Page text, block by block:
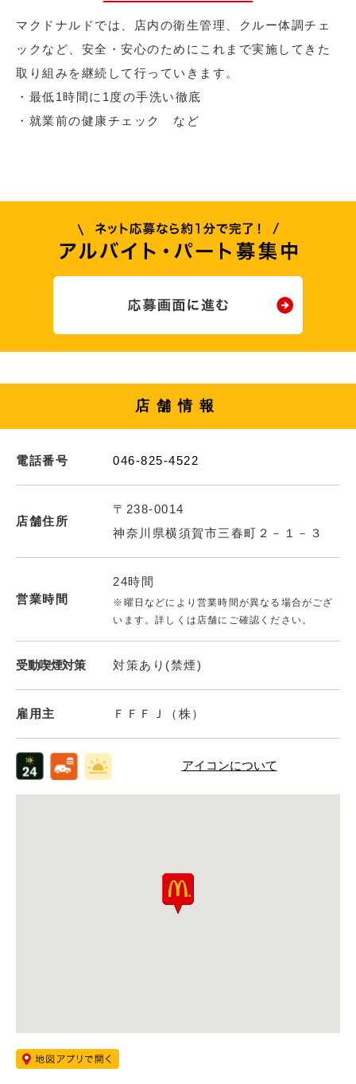
マクドナルドでは、店内の衛生管理、クルー体調チェ
ックなど、安全・安心のためにこれまで実施してきた
取り組みを継続して行っていきます。
・最低1時間に1度の手洗い徹底
・就業前の健康チェック など
店舗情報
電話番号 046-825-4522
店舗住所
〒238-0014
神奈川県横須賀市三春町２－１－３
営業時間
24時間
※曜日などにより営業時間が異なる場合がござ
います。詳しくは店舗にご確認ください。
受動喫煙対策 対策あり(禁煙)
雇用主 ＦＦＦＪ（株）
アイコンについて